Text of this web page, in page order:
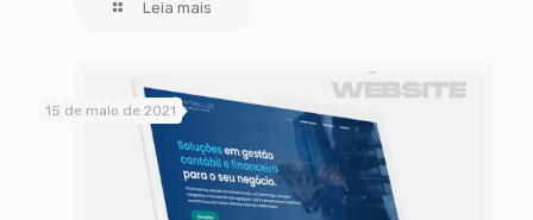
Leia mais
15 de maio de 2021